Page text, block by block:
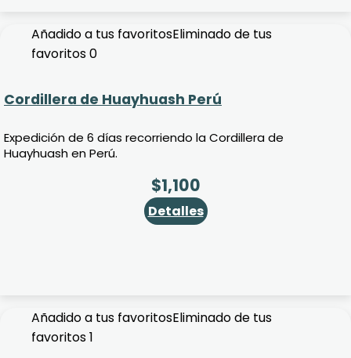
Añadido a tus favoritosEliminado de tus
favoritos0
Cordillera de Huayhuash Perú
Expedición de 6 días recorriendo la Cordillera de
Huayhuash en Perú.
$1,100
Detalles
Añadido a tus favoritosEliminado de tus
favoritos1